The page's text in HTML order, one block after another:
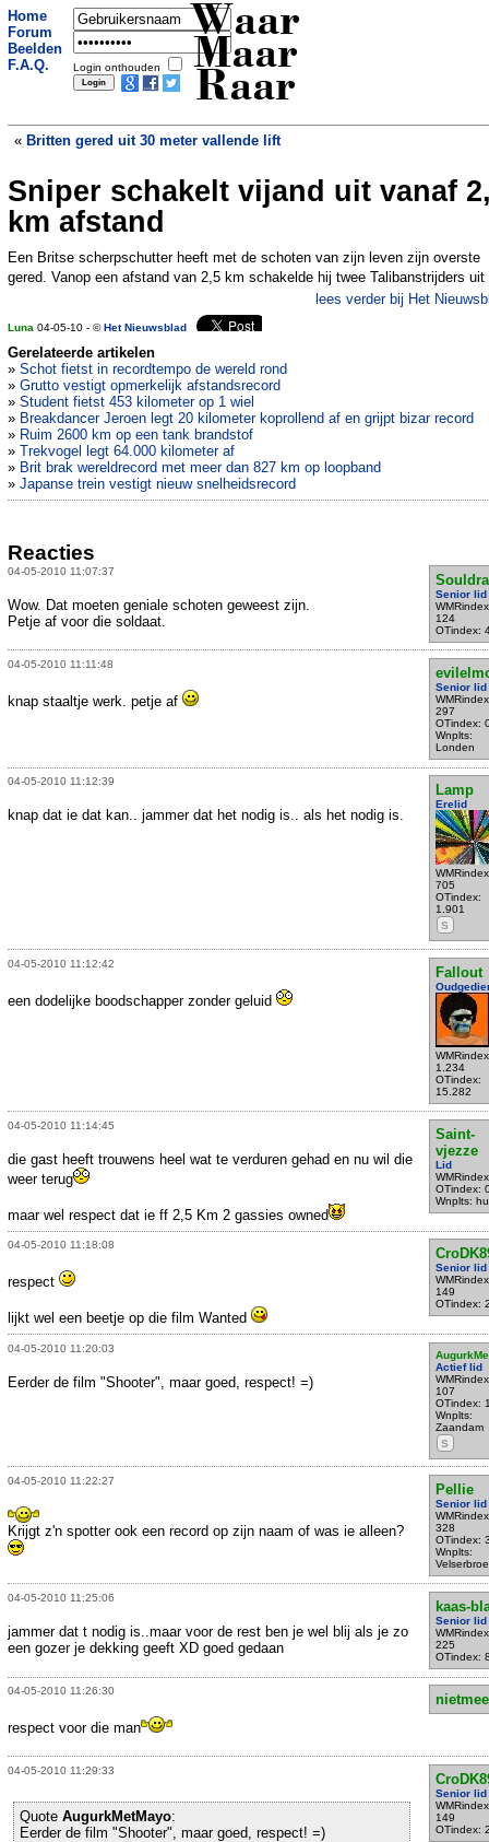
Home
Forum
Beelden
F.A.Q.
Login onthouden
Waar
Maar
Raar
« Britten gered uit 30 meter vallende lift
Mammoeten hadden antivries in hun
bloed »
Sniper schakelt vijand uit vanaf
km afstand
Een Britse scherpschutter heeft met de schoten van zijn leven zijn overste
gered. Vanop een afstand van 2,5 km schakelde hij twee Talibanstrijders uit
lees verder bij Het
Luna 04-05-10 - ©Het Nieuwsblad
Gerelateerde artikelen
» Schot fietst in recordtempo de wereld rond
» Grutto vestigt opmerkelijk afstandsrecord
» Student fietst 453 kilometer op 1 wiel
» Breakdancer Jeroen legt 20 kilometer koprollend af en grijpt bizar record
» Ruim 2600 km op een tank brandstof
» Trekvogel legt 64.000 kilometer af
» Brit brak wereldrecord met meer dan 827 km op loopband
» Japanse trein vestigt nieuw snelheidsrecord
Reacties
04-05-2010 11:07:37
Senior lid
124
OTindex:
Wow. Dat moeten geniale schoten geweest zijn.
Petje af voor die soldaat.
04-05-2010 11:11:48
Senior lid
297
OTindex:
Wnplts:
Londen
knap staaltje werk. petje af
04-05-2010 11:12:39
Lamp
Erelid
705
OTindex:
1.901
S
knap dat ie dat kan.. jammer dat het nodig is.. als het nodig is.
04-05-2010 11:12:42
Fallout
1.234
OTindex:
15.282
een dodelijke boodschapper zonder geluid
04-05-2010 11:14:45
Saint-
vjezze
Lid
OTindex:
Wnplts:
die gast heeft trouwens heel wat te verduren gehad en nu wil die
weer terug
maar wel respect dat ie ff 2,5 Km 2 gassies owned
04-05-2010 11:18:08
Senior lid
149
OTindex:
respect
lijkt wel een beetje op die film Wanted
04-05-2010 11:20:03
Actief lid
107
OTindex:
Wnplts:
Zaandam
S
Eerder de film "Shooter", maar goed, respect! =)
04-05-2010 11:22:27
Pellie
Senior lid
328
OTindex:
Wnplts:
Velserbroe
Krijgt z'n spotter ook een record op zijn naam of was ie alleen?
04-05-2010 11:25:06
kaas-
Senior lid
225
OTindex:
jammer dat t nodig is..maar voor de rest ben je wel blij als je zo
een gozer je dekking geeft XD goed gedaan
04-05-2010 11:26:30
respect voor die man
04-05-2010 11:29:33
Senior lid
149
OTindex:
Quote AugurkMetMayo:
Eerder de film "Shooter", maar goed, respect! =)